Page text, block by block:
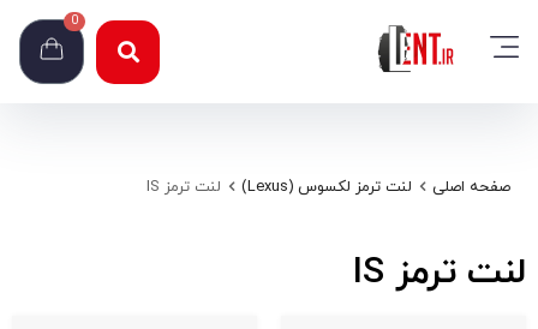
0
صفحه اصلی لنت ترمز لکسوس (Lexus) لنت ترمز IS
لنت ترمز IS